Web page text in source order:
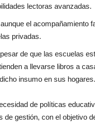
lectoras avanzadas.
el acompañamiento
privadas.
de que las escuelas
a llevarse libros a
insumo en sus hogares.
de políticas
de gestión, con el objetivo